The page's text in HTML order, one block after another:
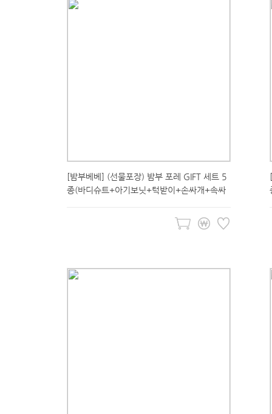
[밤부베베] (선물포장) 밤부 포레 GIFT 세트 5
종(바디슈트+아기보닛+턱받이+손싸개+속싸